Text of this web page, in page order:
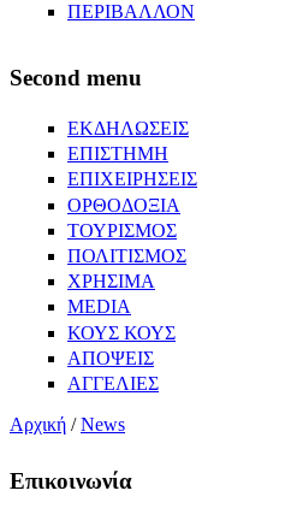
ΠΕΡΙΒΑΛΛΟΝ
Second menu
ΕΚΔΗΛΩΣΕΙΣ
ΕΠΙΣΤΗΜΗ
ΕΠΙΧΕΙΡΗΣΕΙΣ
ΟΡΘΟΔΟΞΙΑ
ΤΟΥΡΙΣΜΟΣ
ΠΟΛΙΤΙΣΜΟΣ
ΧΡΗΣΙΜΑ
MEDIA
ΚΟΥΣ ΚΟΥΣ
ΑΠΟΨΕΙΣ
ΑΓΓΕΛΙΕΣ
Αρχική /News
Επικοινωνία